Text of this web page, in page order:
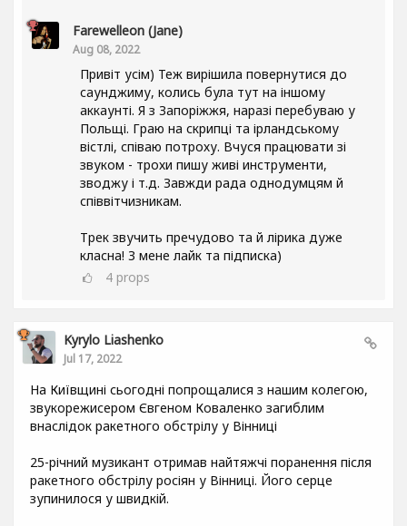
Farewelleon (Jane)
Aug 08, 2022
Привіт усім) Теж вирішила повернутися до
саунджиму, колись була тут на іншому
аккаунті. Я з Запоріжжя, наразі перебуваю у
Польщі. Граю на скрипці та ірландському
вістлі, співаю потроху. Вчуся працювати зі
звуком - трохи пишу живі инструменти,
зводжу і т.д. Завжди рада однодумцям й
співвітчизникам.
Трек звучить пречудово та й лірика дуже
класна! З мене лайк та підписка)
4 props
Kyrylo Liashenko
Jul 17, 2022
На Київщині сьогодні попрощалися з нашим колегою,
звукорежисером Євгеном Коваленко загиблим
внаслідок ракетного обстрілу у Вінниці
25-річний музикант отримав найтяжчі поранення після
ракетного обстрілу росіян у Вінниці. Його серце
зупинилося у швидкій.